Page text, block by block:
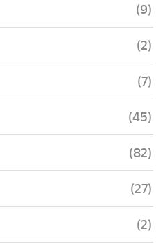
(9)
(2)
(7)
(45)
(82)
(27)
(2)